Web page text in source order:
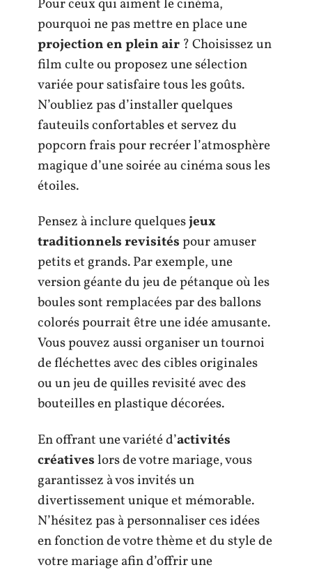
Pour ceux qui aiment le cinéma,
pourquoi ne pas mettre en place une
projection en plein air ? Choisissez un
film culte ou proposez une sélection
variée pour satisfaire tous les goûts.
N’oubliez pas d’installer quelques
fauteuils confortables et servez du
popcorn frais pour recréer l’atmosphère
magique d’une soirée au cinéma sous les
étoiles.
Pensez à inclure quelquesjeux
traditionnels revisitéspour amuser
petits et grands. Par exemple, une
version géante du jeu de pétanque où les
boules sont remplacées par des ballons
colorés pourrait être une idée amusante.
Vous pouvez aussi organiser un tournoi
de fléchettes avec des cibles originales
ou un jeu de quilles revisité avec des
bouteilles en plastique décorées.
En offrant une variété d’activités
créativeslors de votre mariage, vous
garantissez à vos invités un
divertissement unique et mémorable.
N’hésitez pas à personnaliser ces idées
en fonction de votre thème et du style de
votre mariage afin d’offrir une